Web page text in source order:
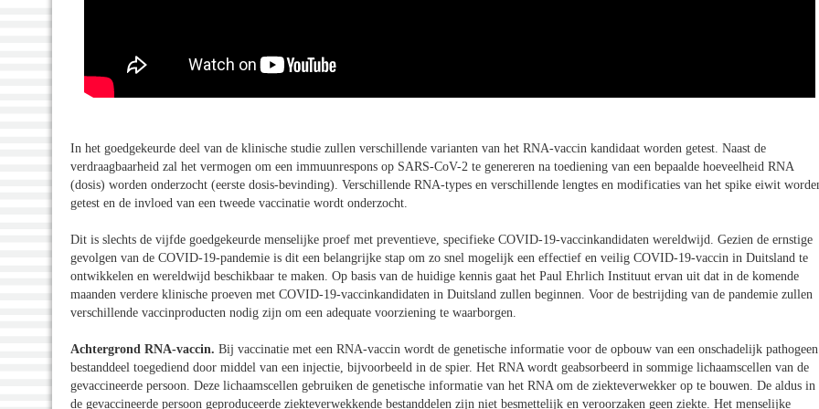
In het goedgekeurde deel van de klinische studie zullen verschillende varianten van het RNA-vaccin kandidaat worden getest. Naast de
verdraagbaarheid zal het vermogen om een immuunrespons op SARS-CoV-2 te genereren na toediening van een bepaalde hoeveelheid RNA
(dosis) worden onderzocht (eerste dosis-bevinding). Verschillende RNA-types en verschillende lengtes en modificaties van het spike eiwit
getest en de invloed van een tweede vaccinatie wordt onderzocht.
Dit is slechts de vijfde goedgekeurde menselijke proef met preventieve, specifieke COVID-19-vaccinkandidaten wereldwijd. Gezien de ernstige
gevolgen van de COVID-19-pandemie is dit een belangrijke stap om zo snel mogelijk een effectief en veilig COVID-19-vaccin in Duitsland te
ontwikkelen en wereldwijd beschikbaar te maken. Op basis van de huidige kennis gaat het Paul Ehrlich Instituut ervan uit dat in de komende
maanden verdere klinische proeven met COVID-19-vaccinkandidaten in Duitsland zullen beginnen. Voor de bestrijding van de pandemie zullen
verschillende vaccinproducten nodig zijn om een adequate voorziening te waarborgen.
Achtergrond RNA-vaccin. Bij vaccinatie met een RNA-vaccin wordt de genetische informatie voor de opbouw van een onschadelijk pathogeen
bestanddeel toegediend door middel van een injectie, bijvoorbeeld in de spier. Het RNA wordt geabsorbeerd in sommige lichaamscellen van de
gevaccineerde persoon. Deze lichaamscellen gebruiken de genetische informatie van het RNA om de ziekteverwekker op te bouwen. De aldus in
de gevaccineerde persoon geproduceerde ziekteverwekkende bestanddelen zijn niet besmettelijk en veroorzaken geen ziekte. Het menselijke